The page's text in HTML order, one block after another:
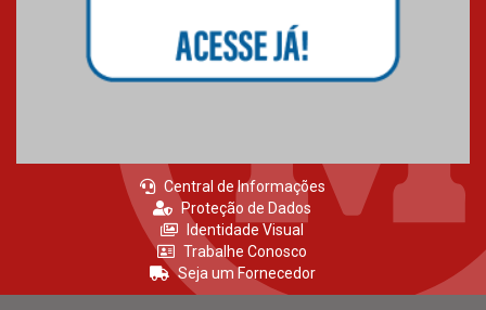
04.08.2026
Central de Informações
Proteção de Dados
Identidade Visual
Trabalhe Conosco
Seja um Fornecedor